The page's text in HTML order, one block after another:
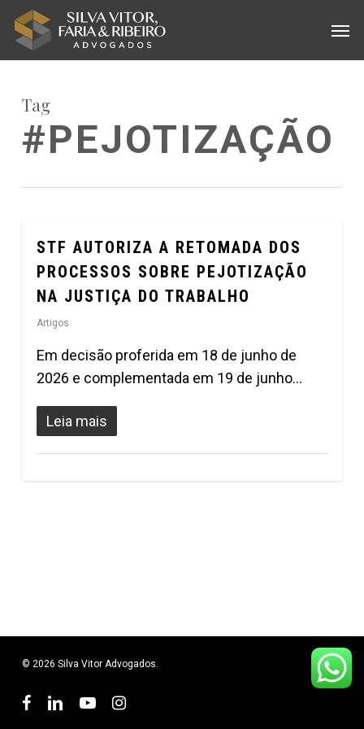
Skip
Tag
#PEJOTIZAÇÃO
STF AUTORIZA A RETOMADA DOS
PROCESSOS SOBRE PEJOTIZAÇÃO
NA JUSTIÇA DO TRABALHO
Artigos
Em decisão proferida em 18 de junho de
2026 e complementada em 19 de junho…
Leia mais
0
© 2026 Silva Vitor Advogados.
facebooklinkedinyoutubeinstagram